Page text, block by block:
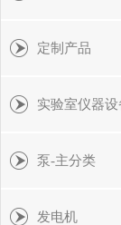
定制产品
实验室仪器设
泵-主分类
发电机